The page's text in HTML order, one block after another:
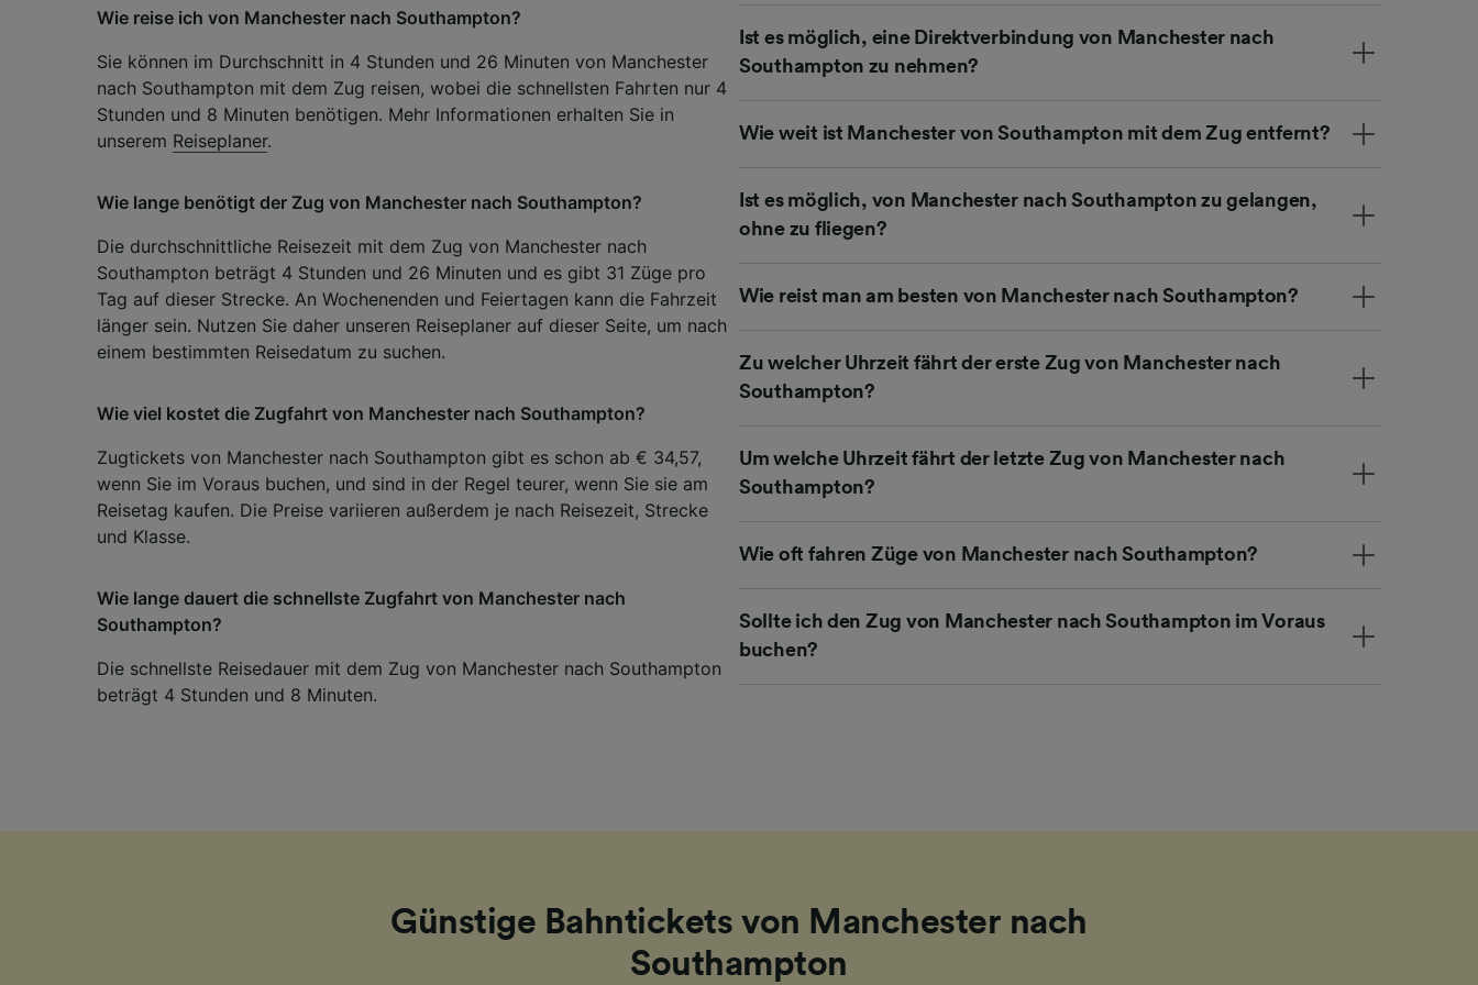
Wie reise ich von Manchester nach Southampton?
Sie können im Durchschnitt in 4 Stunden und 26 Minuten von Manchester
nach Southampton mit dem Zug reisen, wobei die schnellsten Fahrten nur 4
Stunden und 8 Minuten benötigen. Mehr Informationen erhalten Sie in
unserem Reiseplaner.
Wie lange benötigt der Zug von Manchester nach Southampton?
Die durchschnittliche Reisezeit mit dem Zug von Manchester nach
Southampton beträgt 4 Stunden und 26 Minuten und es gibt 31 Züge pro
Tag auf dieser Strecke. An Wochenenden und Feiertagen kann die Fahrzeit
länger sein. Nutzen Sie daher unseren Reiseplaner auf dieser Seite, um nach
einem bestimmten Reisedatum zu suchen.
Wie viel kostet die Zugfahrt von Manchester nach Southampton?
Zugtickets von Manchester nach Southampton gibt es schon ab € 34,57,
wenn Sie im Voraus buchen, und sind in der Regel teurer, wenn Sie sie am
Reisetag kaufen. Die Preise variieren außerdem je nach Reisezeit, Strecke
und Klasse.
Wie lange dauert die schnellste Zugfahrt von Manchester nach
Southampton?
Die schnellste Reisedauer mit dem Zug von Manchester nach Southampton
beträgt 4 Stunden und 8 Minuten.
Ist es möglich, eine Direktverbindung von Manchester nach
Southampton zu nehmen?
Wie weit ist Manchester von Southampton mit dem Zug entfernt?
Ist es möglich, von Manchester nach Southampton zu gelangen,
ohne zu fliegen?
Wie reist man am besten von Manchester nach Southampton?
Zu welcher Uhrzeit fährt der erste Zug von Manchester nach
Southampton?
Um welche Uhrzeit fährt der letzte Zug von Manchester nach
Southampton?
Wie oft fahren Züge von Manchester nach Southampton?
Sollte ich den Zug von Manchester nach Southampton im Voraus
buchen?
Günstige Bahntickets von Manchester nach
Southampton
Liste der Partner (Lieferanten)